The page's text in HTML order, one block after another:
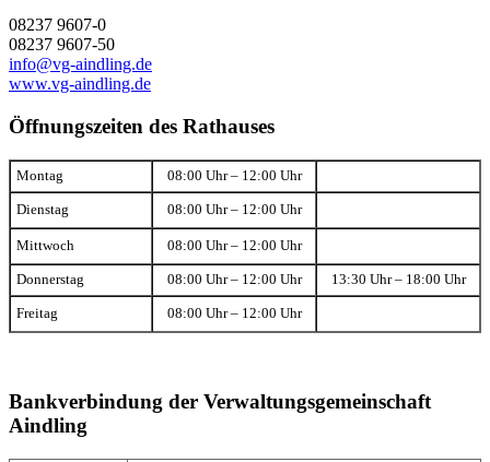
08237 9607-0
08237 9607-50
info@vg-aindling.de
www.vg-aindling.de
Öffnungszeiten des Rathauses
Montag 08:00 Uhr – 12:00 Uhr
Dienstag 08:00 Uhr – 12:00 Uhr
Mittwoch 08:00 Uhr – 12:00 Uhr
Donnerstag 08:00 Uhr – 12:00 Uhr 13:30 Uhr – 18:00 Uhr
Freitag 08:00 Uhr – 12:00 Uhr
Bankverbindung der Verwaltungsgemeinschaft
Aindling